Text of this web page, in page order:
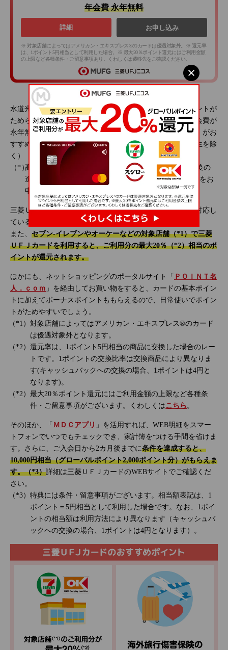
年会費 永年無料
詳細 お申し込み
※ 対象店舗によってはアメリカン・エキスプレス®のカードは優遇対象外。※ 還元率
は、1ポイント5円相当として利用した場合。※ 最大20％ポイント還元にはご利用金額
の上限など各種条件・ご留意事項あり。くわしくは遷移先をご確認ください。
水道光熱費をクレジットカード払いにすると定期的にポイントが
ためられます。これからクレジットカードを作るなら、年会費が
永年無料で、ポイントがたまりやすい「三菱ＵＦＪカード
」がお
すすめです。三菱ＵＦＪカードは、18歳以上の学生（高校生を除
く）（*）から持つことができるクレジットカードです。
高校卒業年度の10月1日以降のお申し込み、かつ卒業後の
進路が決まっている場合は学生用のクレジットカードをお
申し込みいただけます。
三菱ＵＦＪカードは、年会費が永年無料でタッチ決済にも対応し
ているので、お支払いもスピーディーです。
また、 セブン‐イレブンやオーケーなどの対象店舗（*1）で三菱
ＵＦＪカードを利用すると、ご利用分の最大20％（*2）相当のポ
イントが還元されます。
ほかにも、ネットショッピングのポータルサイト「
ＰＯＩＮＴ名
人．ｃｏｍ 」を経由してお買い物をすると、カードの基本ポイン
トに加えてボーナスポイントももらえるので、日常使いでポイン
トがためやすいでしょう。
対象店舗によってはアメリカン・エキスプレス®のカード
は優遇対象外となります。
還元率は、1ポイント5円相当の商品に交換した場合のレー
トです。1ポイントの交換比率は交換商品により異なりま
す(キャッシュバックへの交換の場合、1ポイントは4円と
なります)。
最大20％ポイント還元にはご利用金額の上限など各種条
件・ご留意事項がございます。くわしくはこちら。
そのほか、「 ＭＤＣアプリ 」を活用すれば、WEB明細をスマー
トフォンでいつでもチェックでき、家計簿をつける手間を省けま
す。さらに、ご入会日から2カ月後までに条件を達成すると、
10,000円相当（グローバルポイント2,000ポイント分）がもらえま
す。（*3）詳細は三菱ＵＦＪカードのWEBサイトでご確認くだ
さい。
特典には条件・留意事項がございます。相当額表記は、1
ポイント＝5円相当として利用した場合です。なお、1ポイ
ントの相当額は利用方法により異なります（キャッシュバ
ックへの交換の場合、1ポイントは4円となります）。